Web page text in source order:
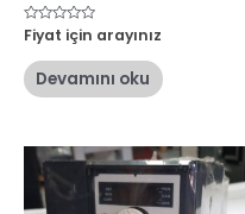
5
üzerinden
oy
aldı
Fiyat için arayınız
Devamını oku